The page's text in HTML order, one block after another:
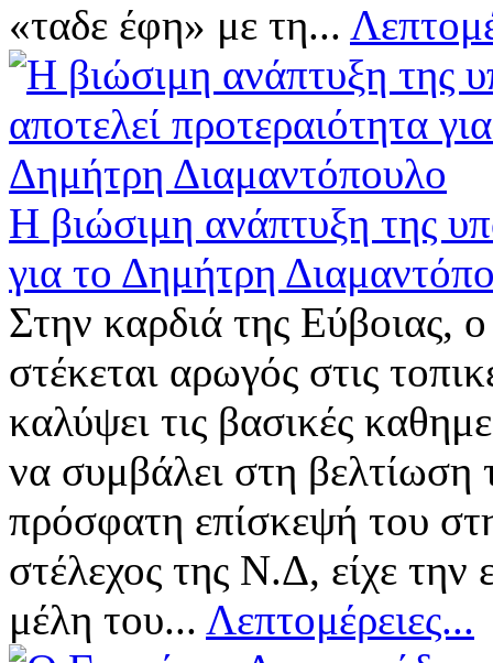
«ταδε έφη» με τη...
Η βιώσιμη ανάπτυξη της
για το Δημήτρη
Στην καρδιά της Εύβοιας,
στέκεται αρωγός στις
καλύψει τις βασικές
να συμβάλει στη βελτίωση
πρόσφατη επίσκεψή του
στέλεχος της Ν.Δ, είχε την
μέλη του... Λεπτομέρειες...